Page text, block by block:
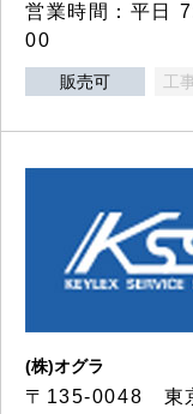
営業時間：平日
00
販売可 工
(株)オグラ
〒135-0048 東